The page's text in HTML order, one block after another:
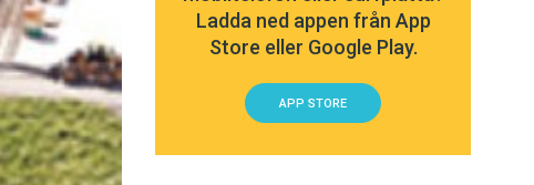
Ladda ned appen från App
Store eller Google Play.
APP STORE